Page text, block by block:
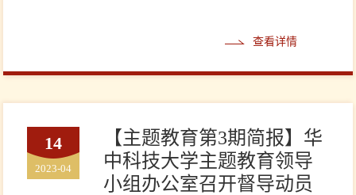
查看详情
14
2023-04
【主题教育第3期简报】华
中科技大学主题教育领导
小组办公室召开督导动员